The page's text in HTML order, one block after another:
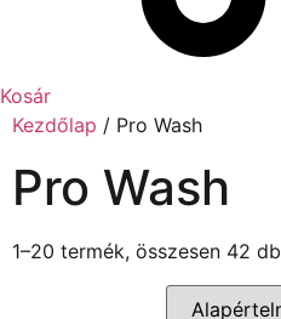
Kosár
Kezdőlap / Pro Wash
Pro Wash
1–20 termék, összesen 42 db